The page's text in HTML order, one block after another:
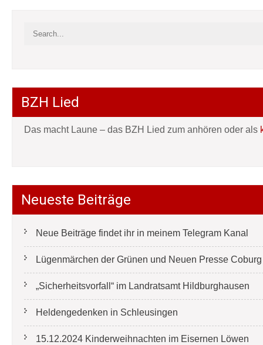
BZH Lied
Das macht Laune – das BZH Lied zum anhören oder als
Neueste Beiträge
Neue Beiträge findet ihr in meinem Telegram Kanal
Lügenmärchen der Grünen und Neuen Presse
„Sicherheitsvorfall“ im Landratsamt Hildburghausen
Heldengedenken in Schleusingen
15.12.2024 Kinderweihnachten im Eisernen Löwen